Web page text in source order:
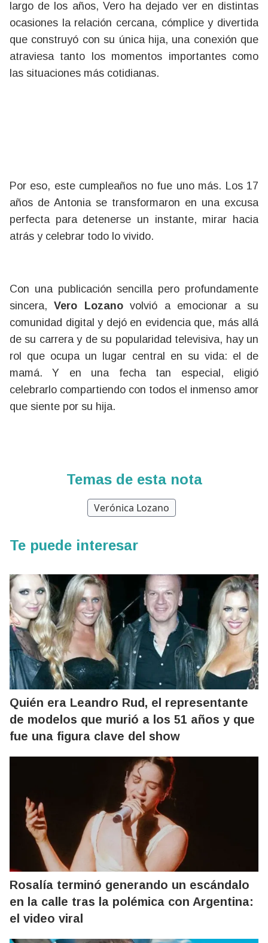
largo de los años, Vero ha dejado ver en distintas
ocasiones la relación cercana, cómplice y divertida
que construyó con su única hija, una conexión que
atraviesa tanto los momentos importantes como
las situaciones más cotidianas.
Por eso, este cumpleaños no fue uno más. Los 17
años de Antonia se transformaron en una excusa
perfecta para detenerse un instante, mirar hacia
atrás y celebrar todo lo vivido.
Con una publicación sencilla pero profundamente
sincera,Vero Lozanovolvió a emocionar a su
comunidad digital y dejó en evidencia que, más allá
de su carrera y de su popularidad televisiva, hay un
rol que ocupa un lugar central en su vida: el de
mamá. Y en una fecha tan especial, eligió
celebrarlo compartiendo con todos el inmenso amor
que siente por su hija.
Temas de esta nota
Verónica Lozano
Te puede interesar
Quién era Leandro Rud, el representante
de modelos que murió a los 51 años y que
fue una figura clave del show
Rosalía terminó generando un escándalo
en la calle tras la polémica con Argentina:
el video viral